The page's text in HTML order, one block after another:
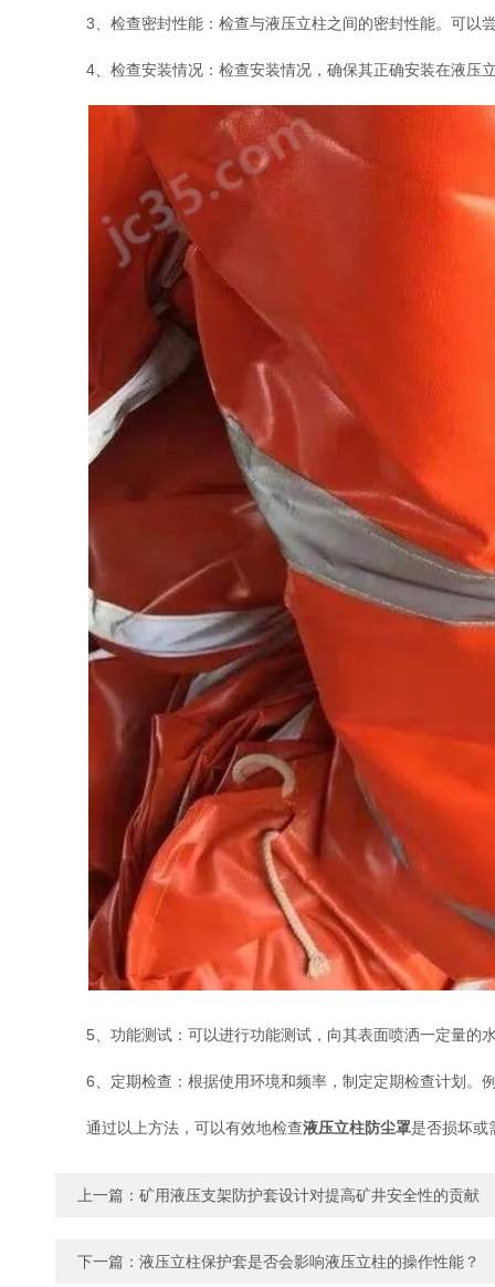
3、检查密封性能：检查与液压立柱之间的密封性能。可以
4、检查安装情况：检查安装情况，确保其正确安装在液压
5、功能测试：可以进行功能测试，向其表面喷洒一定量的
6、定期检查：根据使用环境和频率，制定定期检查计划。
通过以上方法，可以有效地检查液压立柱防尘罩是否损坏或
上一篇： 矿用液压支架防护套设计对提高矿井安全性的贡献
下一篇： 液压立柱保护套是否会影响液压立柱的操作性能？